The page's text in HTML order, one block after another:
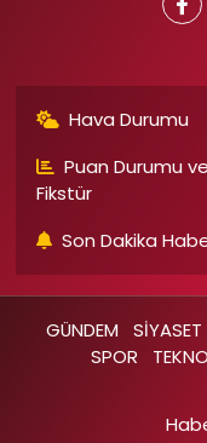
Hava Durumu
Puan Durumu ve
Fikstür
Son Dakika
GÜNDEM SİYASET
SPOR